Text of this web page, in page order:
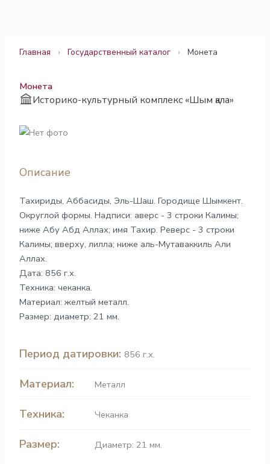
Главная › Государственный каталог › Монета
Монета
Историко-культурный комплекс «Шым қала»
Описание
Тахириды, Аббасиды, Эль-Шаш. Городище Шымкент.
Округлой формы. Надписи: аверс - 3 строки Калимы;
ниже Абу Абд Аллах; имя Тахир. Реверс - 3 строки
Калимы; вверху, лилла; ниже аль-Мутаваккиль Али
Аллах.
Дата: 856 г.х.
Техника: чеканка.
Материал: желтый металл.
Размер: диаметр: 21 мм.
Период датировки: 856 г.х.
Материал: Металл
Техника: Чеканка
Размер: Диаметр: 21 мм.